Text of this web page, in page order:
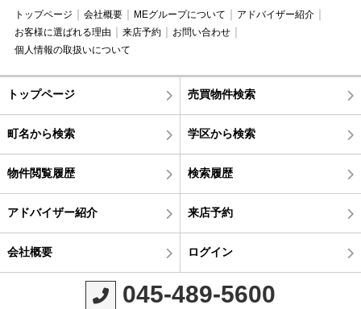
トップページ 会社概要 MEグループについて
アドバイザー紹介
お客様に選ばれる理由
来店予約
お問い合わせ
個人情報の取扱いについて
トップページ 売買物件検索
町名から検索 学区から検索
物件閲覧履歴 検索履歴
アドバイザー紹介 来店予約
会社概要 ログイン
045-489-5600